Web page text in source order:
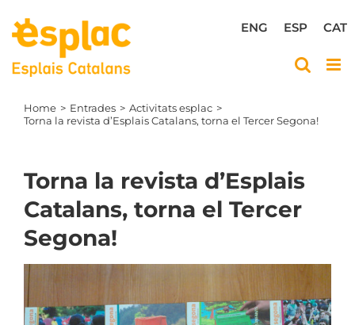
content
CAT
ESP
ENG
Home Entrades
Activitats esplac
Torna la revista d’Esplais Catalans, torna el Tercer Segona!
Torna la revista d’Esplais
Catalans, torna el Tercer
Segona!
View
Larger
Image